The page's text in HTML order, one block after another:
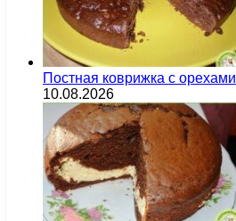
Постная коврижка с орехами
10.08.2026